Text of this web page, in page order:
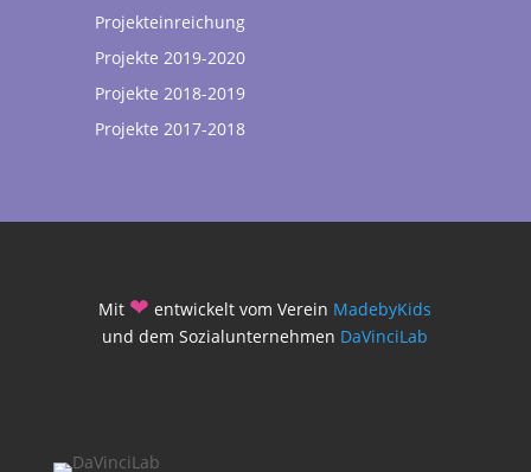
Projekteinreichung
Projekte 2019-2020
Projekte 2018-2019
Projekte 2017-2018
Mit ❤ entwickelt vom Verein MadebyKids
und dem Sozialunternehmen DaVinciLab